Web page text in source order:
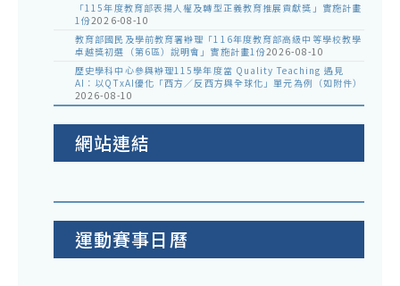
「115年度教育部表揚人權及轉型正義教育推展貢獻獎」實施計畫
1份2026-08-10
教育部國民及學前教育署辦理「116年度教育部高級中等學校教學
卓越獎初選（第6區）說明會」實施計畫1份2026-08-10
歷史學科中心參與辦理115學年度當 Quality Teaching 遇見
AI：以QTxAI優化「西方／反西方與全球化」單元為例（如附件）
2026-08-10
網站連結
運動賽事日曆